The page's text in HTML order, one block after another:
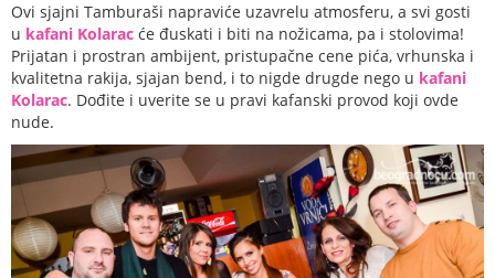
Ovi sjajni Tamburaši napraviće uzavrelu atmosferu, a svi gosti
u kafani Kolarac će đuskati i biti na nožicama, pa i stolovima!
Prijatan i prostran ambijent, pristupačne cene pića, vrhunska i
kvalitetna rakija, sjajan bend, i to nigde drugde nego u kafani
Kolarac. Dođite i uverite se u pravi kafanski provod koji ovde
nude.